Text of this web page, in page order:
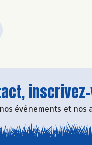
événements et nos